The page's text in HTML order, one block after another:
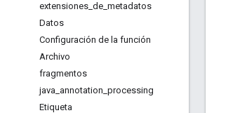
extensiones de metadatos
Datos
Configuración de la función
Archivo
fragmentos
java annotation processing
Etiqueta